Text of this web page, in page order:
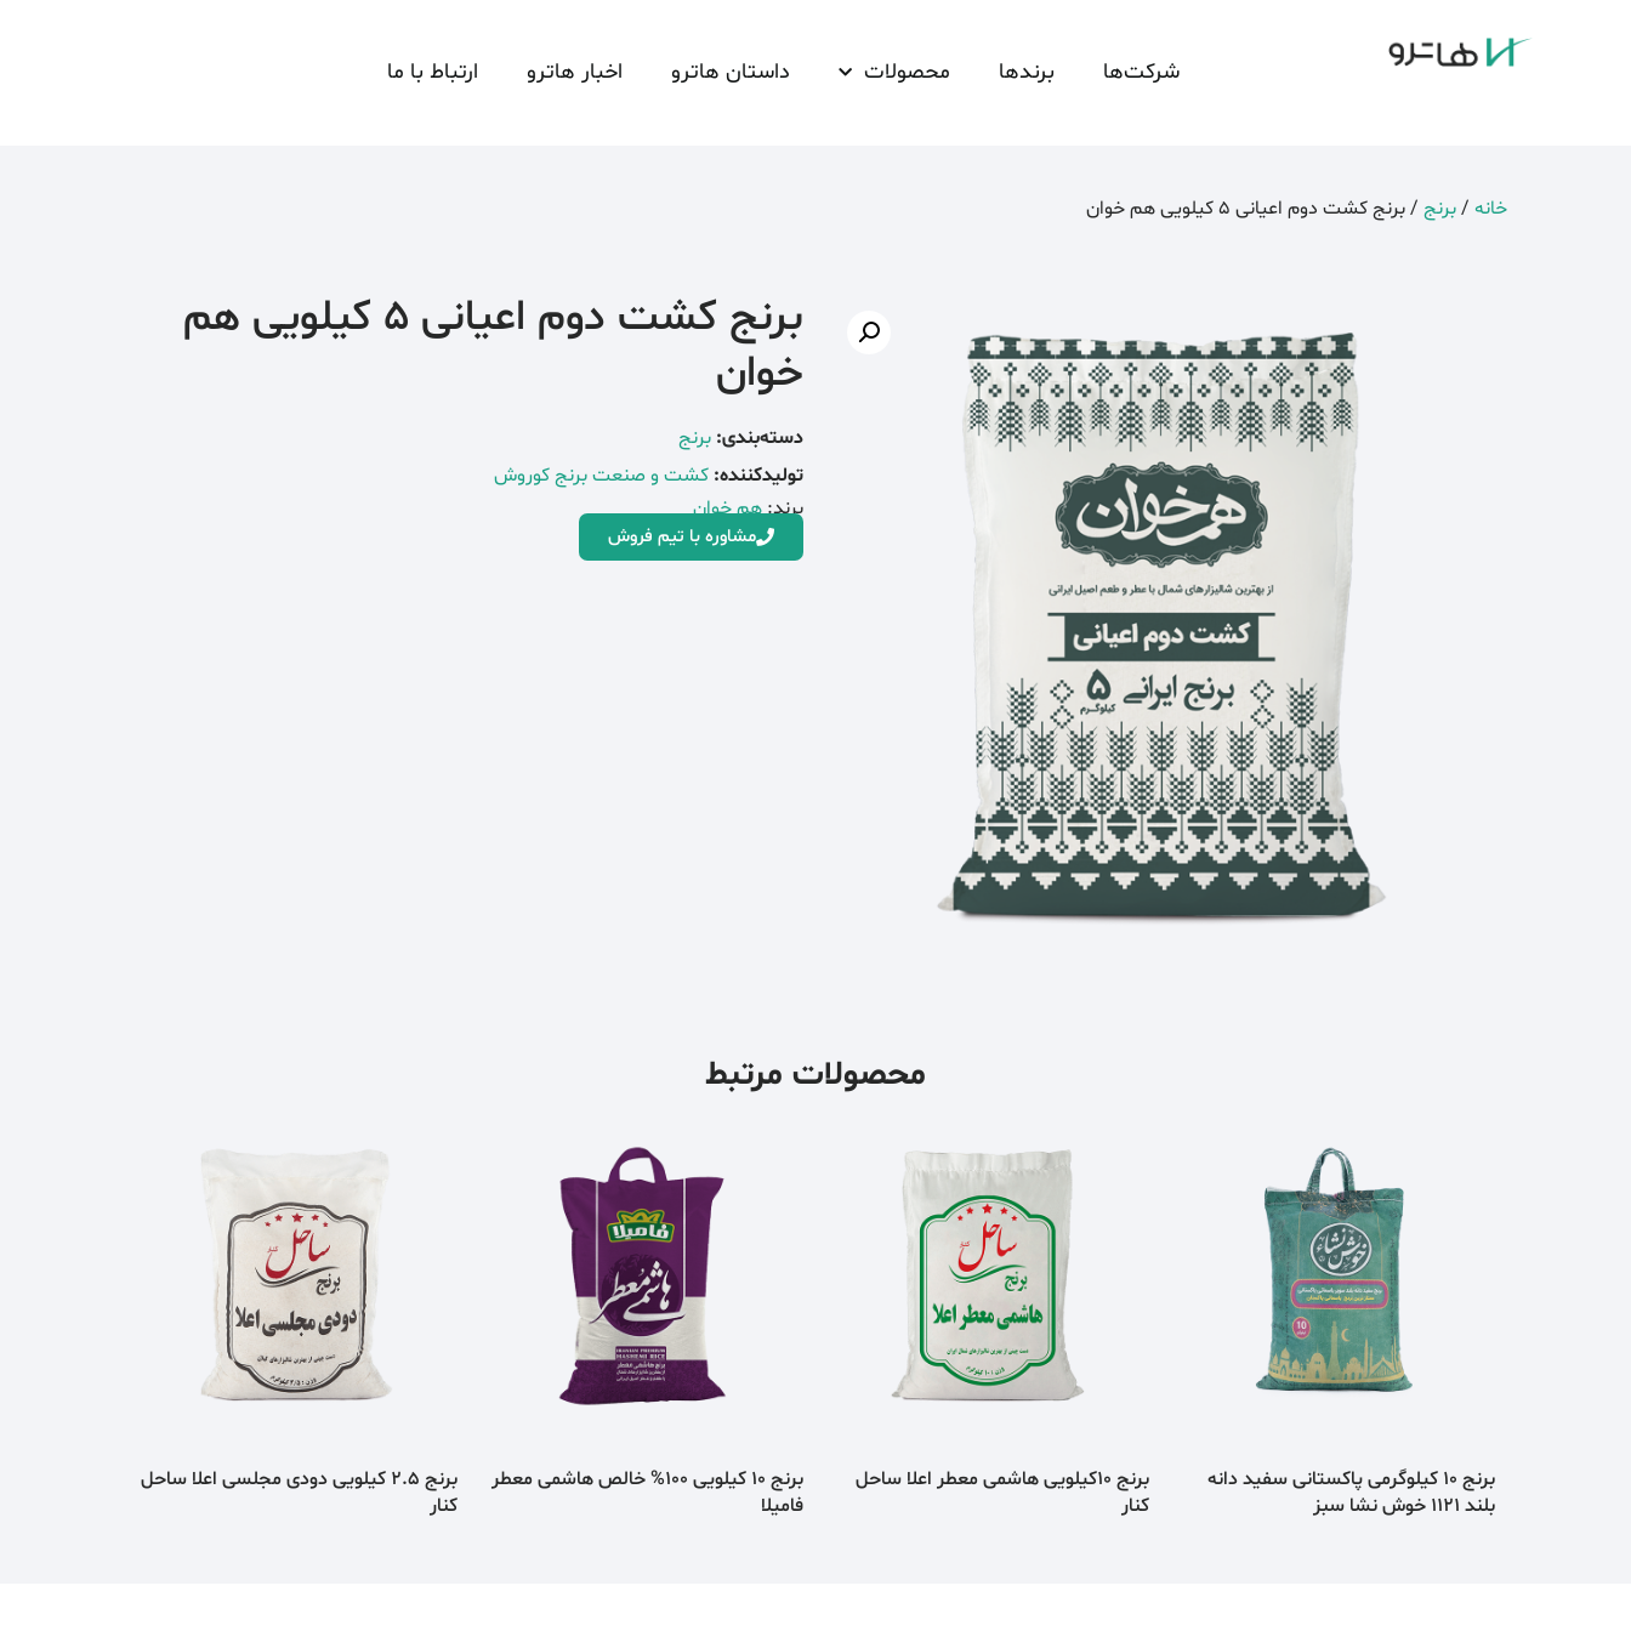
شرکت‌ها برندها محصولات داستان هاترو اخبار هاترو ارتباط با ما
خانه /برنج / برنج کشت دوم اعیانی 5 کیلویی هم خوان
برنج کشت دوم اعیانی 5 کیلویی هم
خوان
دسته‌بندی: برنج
تولیدکننده: کشت و صنعت برنج کوروش
برند:هم خوان
مشاوره با تیم فروش
محصولات مرتبط
‫‫برنج 10 کیلوگرمی پاکستانی سفید دانه
بلند 1121 خوش نشا سبز
برنج 10کیلویی هاشمی معطر اعلا ساحل
کنار
برنج 10 کیلویی 100% خالص هاشمی معطر
فامیلا
برنج 2.5 کیلویی دودی مجلسی اعلا ساحل
کنار